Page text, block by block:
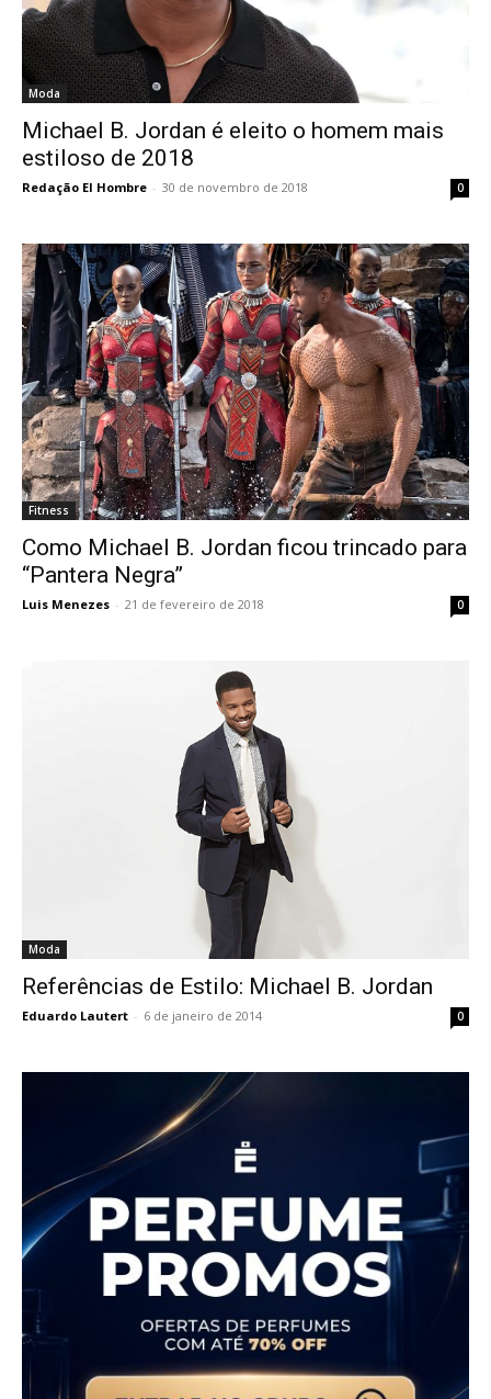
Moda
Michael B. Jordan é eleito o homem mais
estiloso de 2018
Redação El Hombre - 30 de novembro de 2018 0
Fitness
Como Michael B. Jordan ficou trincado para
“Pantera Negra”
Luis Menezes - 21 de fevereiro de 2018 0
Moda
Referências de Estilo: Michael B. Jordan
Eduardo Lautert - 6 de janeiro de 2014 0